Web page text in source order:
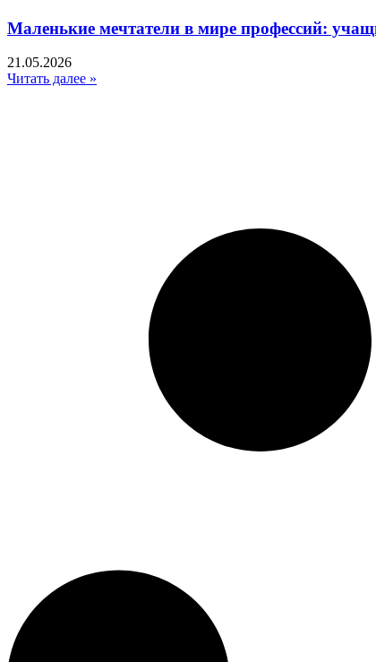
Маленькие мечтатели в мире профессий:
21.05.2026
Читать далее »